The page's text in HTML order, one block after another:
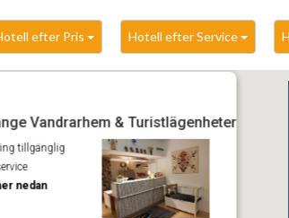
efter Pris Hotell efter Service
Vandrarhem & Turistlägenheter
tillgänglig
nedan